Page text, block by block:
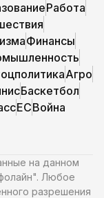
Работа
Финансы
Агро
Баскетбол
ЕСВойна
на данном
Любое
разрешения